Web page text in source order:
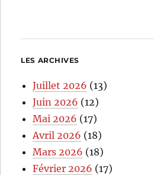
LES ARCHIVES
Juillet 2026 (13)
Juin 2026 (12)
Mai 2026 (17)
Avril 2026 (18)
Mars 2026 (18)
Février 2026 (17)